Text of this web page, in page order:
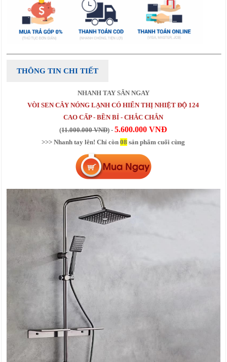
THÔNG TIN CHI TIẾT
NHANH TAY SĂN NGAY
VÒI SEN CÂY NÓNG LẠNH CÓ HIỂN THỊ NHIỆT ĐỘ 124
CAO CẤP - BỀN BỈ - CHẮC CHẮN
(11.000.000 VNĐ) -5.600.000 VNĐ
>>> Nhanh tay lên! Chỉ còn08 sản phẩm cuối cùng